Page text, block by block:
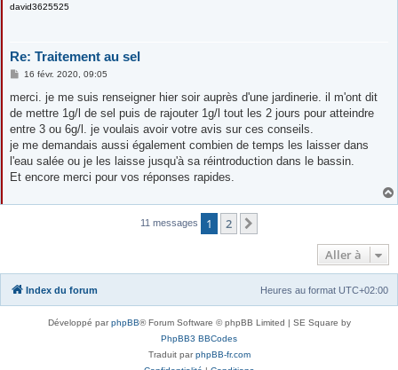
david3625525
Re: Traitement au sel
M
s
a
g
16 févr. 2020, 09:05
merci. je me suis renseigner hier soir auprès d'une jardinerie. il m'ont dit
de mettre 1g/l de sel puis de rajouter 1g/l tout les 2 jours pour atteindre
entre 3 ou 6g/l. je voulais avoir votre avis sur ces conseils.
je me demandais aussi également combien de temps les laisser dans
l'eau salée ou je les laisse jusqu'à sa réintroduction dans le bassin.
Et encore merci pour vos réponses rapides.
11 messages 1 2
Aller à
Index du forum Heures au format UTC+02:00
Développé parphpBB® Forum Software © phpBB Limited | SE Square by
PhpBB3 BBCodes
Traduit parphpBB-fr.com